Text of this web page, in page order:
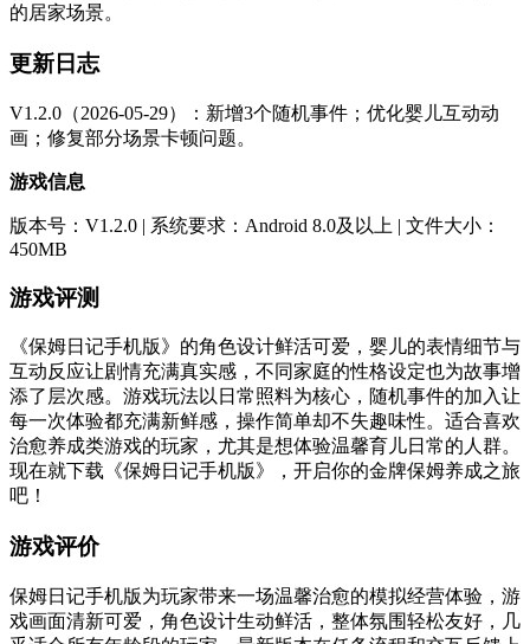
的居家场景。
更新日志
V1.2.0（2026-05-29）：新增3个随机事件；优化婴儿互动动
画；修复部分场景卡顿问题。
游戏信息
版本号：V1.2.0 | 系统要求：Android 8.0及以上 | 文件大小：
450MB
游戏评测
《保姆日记手机版》的角色设计鲜活可爱，婴儿的表情细节与
互动反应让剧情充满真实感，不同家庭的性格设定也为故事增
添了层次感。游戏玩法以日常照料为核心，随机事件的加入让
每一次体验都充满新鲜感，操作简单却不失趣味性。适合喜欢
治愈养成类游戏的玩家，尤其是想体验温馨育儿日常的人群。
现在就下载《保姆日记手机版》，开启你的金牌保姆养成之旅
吧！
游戏评价
保姆日记手机版为玩家带来一场温馨治愈的模拟经营体验，游
戏画面清新可爱，角色设计生动鲜活，整体氛围轻松友好，几